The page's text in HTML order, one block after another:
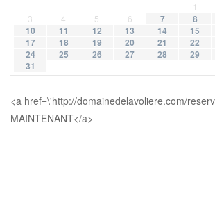
1
3
4 5 6 7 8
10
11 12 13 14 15
17
18 19 20 21 22
24
25 26 27 28 29
31
<a href=\'http://domainedelavoliere.com/
MAINTENANT</a>